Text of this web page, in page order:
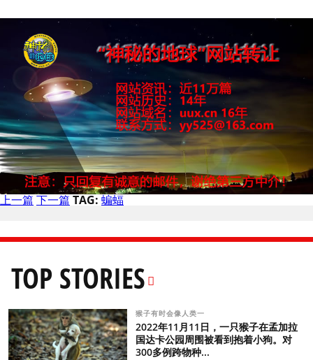
上一篇 下一篇 TAG: 蝙蝠
TOP STORIES
猴子有时会像人类一
2022年11月11日，一只猴子在孟加拉
国达卡公园周围被看到抱着小狗。对
300多例跨物种...